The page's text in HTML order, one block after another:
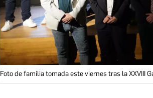
Foto de familia tomada este viernes tras la XXVIII